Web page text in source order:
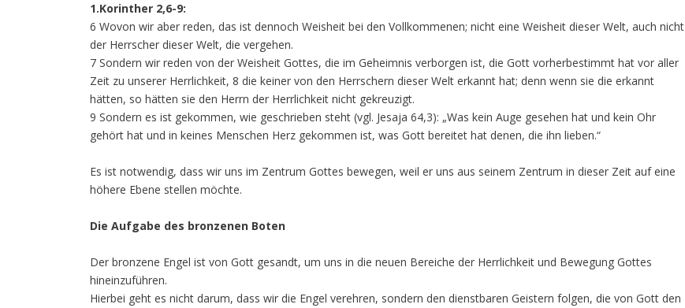
1.Korinther 2,6-9:
6 Wovon wir aber reden, das ist dennoch Weisheit bei den Vollkommenen; nicht eine Weisheit dieser Welt, auch nicht
der Herrscher dieser Welt, die vergehen.
7 Sondern wir reden von der Weisheit Gottes, die im Geheimnis verborgen ist, die Gott vorherbestimmt hat vor aller
Zeit zu unserer Herrlichkeit, 8 die keiner von den Herrschern dieser Welt erkannt hat; denn wenn sie die erkannt
hätten, so hätten sie den Herrn der Herrlichkeit nicht gekreuzigt.
9 Sondern es ist gekommen, wie geschrieben steht (vgl. Jesaja 64,3): „Was kein Auge gesehen hat und kein Ohr
gehört hat und in keines Menschen Herz gekommen ist, was Gott bereitet hat denen, die ihn lieben.“
Es ist notwendig, dass wir uns im Zentrum Gottes bewegen, weil er uns aus seinem Zentrum in dieser Zeit auf eine
höhere Ebene stellen möchte.
Die Aufgabe des bronzenen Boten
Der bronzene Engel ist von Gott gesandt, um uns in die neuen Bereiche der Herrlichkeit und Bewegung Gottes
hineinzuführen.
Hierbei geht es nicht darum, dass wir die Engel verehren, sondern den dienstbaren Geistern folgen, die von Gott den